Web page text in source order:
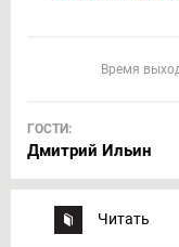
Время
ГОСТИ:
Дмитрий Ильин
Читать